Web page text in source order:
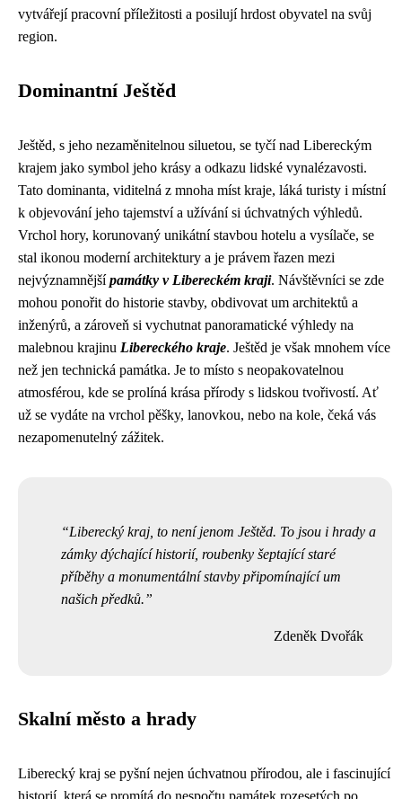
vytvářejí pracovní příležitosti a posilují hrdost obyvatel na svůj
region.
Dominantní Ještěd
Ještěd, s jeho nezaměnitelnou siluetou, se tyčí nad Libereckým
krajem jako symbol jeho krásy a odkazu lidské vynalézavosti.
Tato dominanta, viditelná z mnoha míst kraje, láká turisty i místní
k objevování jeho tajemství a užívání si úchvatných výhledů.
Vrchol hory, korunovaný unikátní stavbou hotelu a vysílače, se
stal ikonou moderní architektury a je právem řazen mezi
nejvýznamnějšípamátky v Libereckém kraji. Návštěvníci se zde
mohou ponořit do historie stavby, obdivovat um architektů a
inženýrů, a zároveň si vychutnat panoramatické výhledy na
malebnou krajinu Libereckého kraje. Ještěd je však mnohem více
než jen technická památka. Je to místo s neopakovatelnou
atmosférou, kde se prolíná krása přírody s lidskou tvořivostí. Ať
už se vydáte na vrchol pěšky, lanovkou, nebo na kole, čeká vás
nezapomenutelný zážitek.
Liberecký kraj, to není jenom Ještěd. To jsou i hrady a
zámky dýchající historií, roubenky šeptající staré
příběhy a monumentální stavby připomínající um
našich předků.
Zdeněk Dvořák
Skalní město a hrady
Liberecký kraj se pyšní nejen úchvatnou přírodou, ale i fascinující
historií, která se promítá do nespočtu památek rozesetých po